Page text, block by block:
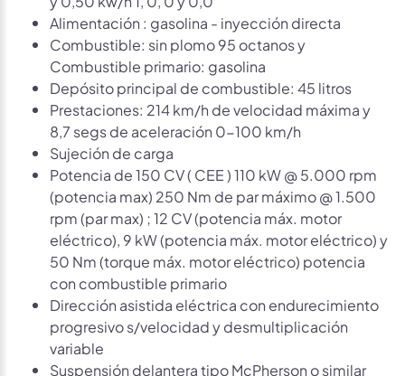
Alimentación : gasolina - inyección directa
Combustible: sin plomo 95 octanos y
Combustible primario: gasolina
Depósito principal de combustible: 45 litros
Prestaciones: 214 km/h de velocidad máxima y
8,7 segs de aceleración 0-100 km/h
Sujeción de carga
Potencia de 150 CV ( CEE ) 110 kW @ 5.000 rpm
(potencia max) 250 Nm de par máximo @ 1.500
rpm (par max) ; 12 CV (potencia máx. motor
eléctrico), 9 kW (potencia máx. motor eléctrico) y
50 Nm (torque máx. motor eléctrico) potencia
con combustible primario
Dirección asistida eléctrica con endurecimiento
progresivo s/velocidad y desmultiplicación
variable
Suspensión delantera tipo McPherson o similar